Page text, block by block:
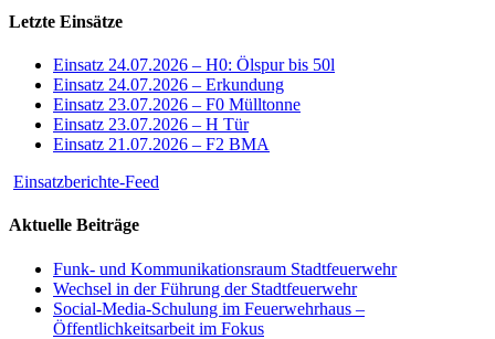
Letzte Einsätze
Einsatz 24.07.2026 – H0: Ölspur bis 50l
Einsatz 24.07.2026 – Erkundung
Einsatz 23.07.2026 – F0 Mülltonne
Einsatz 23.07.2026 – H Tür
Einsatz 21.07.2026 – F2 BMA
Einsatzberichte-Feed
Aktuelle Beiträge
Funk- und Kommunikationsraum Stadtfeuerwehr
Wechsel in der Führung der Stadtfeuerwehr
Social-Media-Schulung im Feuerwehrhaus –
Öffentlichkeitsarbeit im Fokus